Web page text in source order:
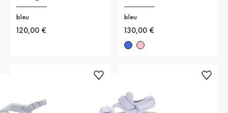
bleu
Nouveau prix
120,00 €
bleu
Nouveau prix
130,00 €